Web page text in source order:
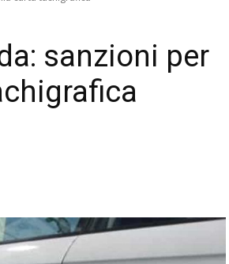
sanzioni per